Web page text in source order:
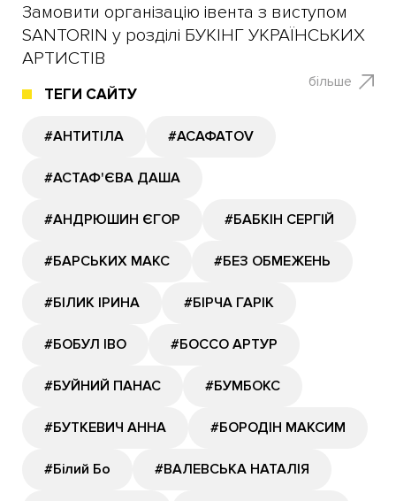
Замовити організацію івента з виступом
SANTORIN у розділі БУКІНГ УКРАЇНСЬКИХ
АРТИСТІВ
більше
ТЕГИ САЙТУ
#АНТИТІЛА #АСАФАТОV
#АСТАФ'ЄВА ДАША
#АНДРЮШИН ЄГОР #БАБКІН СЕРГІЙ
#БАРСЬКИХ МАКС #БЕЗ ОБМЕЖЕНЬ
#БІЛИК ІРИНА #БІРЧА ГАРІК
#БОБУЛ ІВО #БОССО АРТУР
#БУЙНИЙ ПАНАС #БУМБОКС
#БУТКЕВИЧ АННА #БОРОДІН МАКСИМ
#Білий Бо #ВАЛЕВСЬКА НАТАЛІЯ